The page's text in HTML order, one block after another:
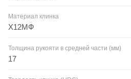
Материал клинка
Х12МФ
Толщина рукояти в средней части (мм)
17